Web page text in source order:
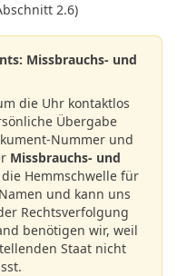
2.6)
Missbrauchs- und
die Uhr kontaktlos
Übergabe
Nummer und
Missbrauchs- und
Hemmschwelle für
und kann uns
Rechtsverfolgung
benötigen wir, weil
Staat nicht